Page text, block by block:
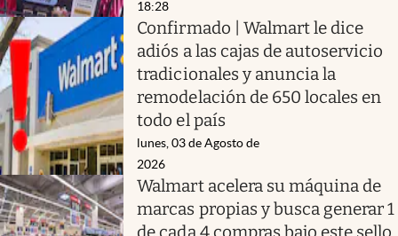
18:28
Confirmado | Walmart le dice
adiós a las cajas de autoservicio
tradicionales y anuncia la
remodelación de 650 locales en
todo el país
lunes, 03 de Agosto de
2026
Walmart acelera su máquina de
marcas propias y busca generar 1
de cada 4 compras bajo este sello